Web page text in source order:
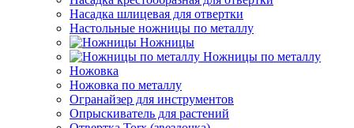
Насадка шлицевая для отвертки
Настольные ножницы по металлу
Ножницы
Ножницы по металлу
Ножовка
Ножовка по металлу
Огранайзер для инструментов
Опрыскиватель для растений